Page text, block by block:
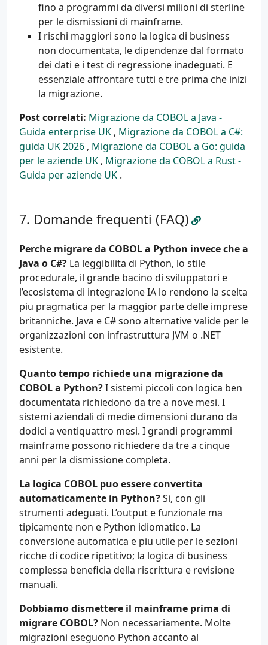
fino a programmi da diversi milioni di sterline
per le dismissioni di mainframe.
I rischi maggiori sono la logica di business
non documentata, le dipendenze dal formato
dei dati e i test di regressione inadeguati. E
essenziale affrontare tutti e tre prima che inizi
la migrazione.
Post correlati: Migrazione da COBOL a Java -
Guida enterprise UK , Migrazione da COBOL a C#:
guida UK 2026 , Migrazione da COBOL a Go: guida
per le aziende UK , Migrazione da COBOL a Rust -
Guida per aziende UK .
Domande frequenti (FAQ)
Perche migrare da COBOL a Python invece che a
Java o C#? La leggibilita di Python, lo stile
procedurale, il grande bacino di sviluppatori e
l’ecosistema di integrazione IA lo rendono la scelta
piu pragmatica per la maggior parte delle imprese
britanniche. Java e C# sono alternative valide per le
organizzazioni con infrastruttura JVM o .NET
esistente.
Quanto tempo richiede una migrazione da
COBOL a Python?I sistemi piccoli con logica ben
documentata richiedono da tre a nove mesi. I
sistemi aziendali di medie dimensioni durano da
dodici a ventiquattro mesi. I grandi programmi
mainframe possono richiedere da tre a cinque
anni per la dismissione completa.
La logica COBOL puo essere convertita
automaticamente in Python?Si, con gli
strumenti adeguati. L’output e funzionale ma
tipicamente non e Python idiomatico. La
conversione automatica e piu utile per le sezioni
ricche di codice ripetitivo; la logica di business
complessa beneficia della riscrittura e revisione
manuali.
Dobbiamo dismettere il mainframe prima di
migrare COBOL? Non necessariamente. Molte
migrazioni eseguono Python accanto al